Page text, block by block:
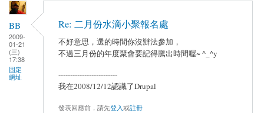
BB
2009-
01-21
(三)
17:38
固定
網址
Re: 二月份水滴小聚報名處
不好意思，選的時間你沒辦法參加，
不過三月份的年度聚會要記得騰出時間喔~ ^_^y
-------------------------
我在2008/12/12認識了Drupal
發表回應前，請先登入或註冊